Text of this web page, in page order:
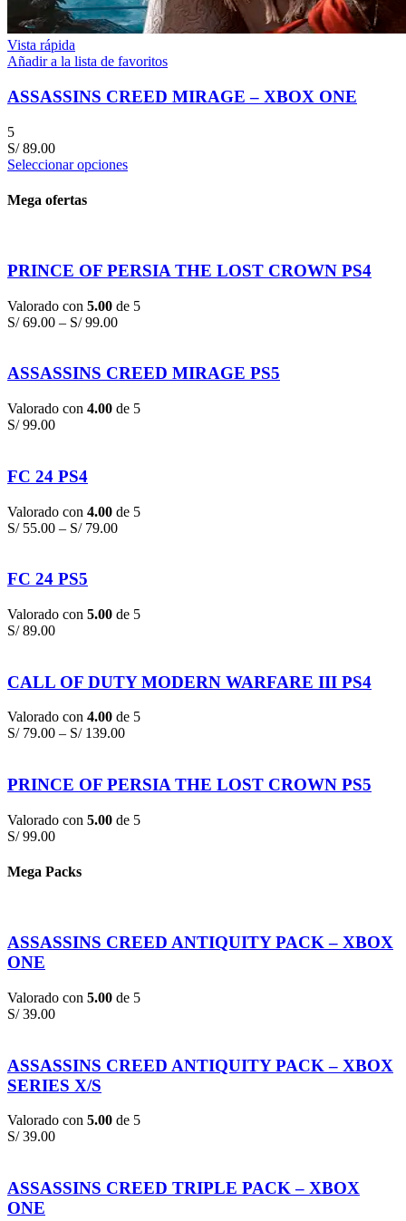
Vista rápida
Añadir a la lista de favoritos
ASSASSINS CREED MIRAGE – XBOX ONE
5
S/89.00
Seleccionar opciones
Mega ofertas
PRINCE OF PERSIA THE LOST CROWN PS4
Valorado con 5.00 de 5
S/69.00 – S/99.00
ASSASSINS CREED MIRAGE PS5
Valorado con 4.00 de 5
S/99.00
FC 24 PS4
Valorado con 4.00 de 5
S/55.00 – S/79.00
FC 24 PS5
Valorado con 5.00 de 5
S/89.00
CALL OF DUTY MODERN WARFARE III PS4
Valorado con 4.00 de 5
S/79.00 – S/139.00
PRINCE OF PERSIA THE LOST CROWN PS5
Valorado con 5.00 de 5
S/99.00
Mega Packs
ASSASSINS CREED ANTIQUITY PACK – XBOX
ONE
Valorado con 5.00 de 5
S/39.00
ASSASSINS CREED ANTIQUITY PACK – XBOX
SERIES X/S
Valorado con 5.00 de 5
S/39.00
ASSASSINS CREED TRIPLE PACK – XBOX
ONE